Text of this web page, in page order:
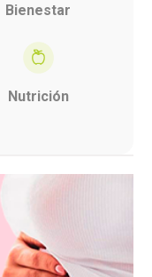
Bienestar
Nutrición